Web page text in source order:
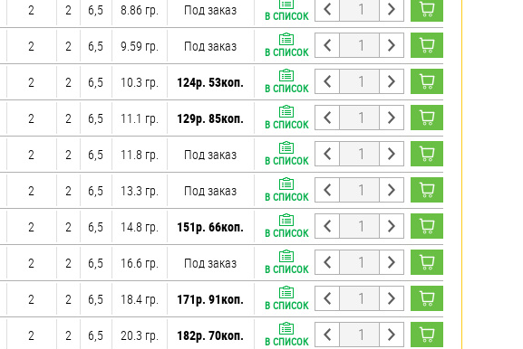
2 2 6,5 8.86 гр. Под заказ В СПИСОК
2 2 6,5 9.59 гр. Под заказ В СПИСОК
2 2 6,5 10.3 гр. 124р. 53коп. В СПИСОК
2 2 6,5 11.1 гр. 129р. 85коп. В СПИСОК
2 2 6,5 11.8 гр. Под заказ В СПИСОК
2 2 6,5 13.3 гр. Под заказ В СПИСОК
2 2 6,5 14.8 гр. 151р. 66коп. В СПИСОК
2 2 6,5 16.6 гр. Под заказ В СПИСОК
2 2 6,5 18.4 гр. 171р. 91коп. В СПИСОК
2 2 6,5 20.3 гр. 182р. 70коп. В СПИСОК